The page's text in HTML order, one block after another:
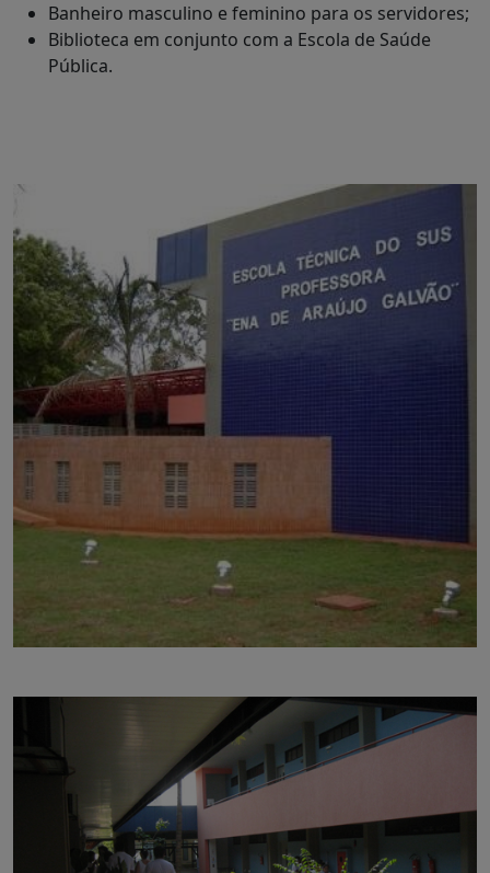
Banheiro masculino e feminino para os servidores;
Biblioteca em conjunto com a Escola de Saúde
Pública.